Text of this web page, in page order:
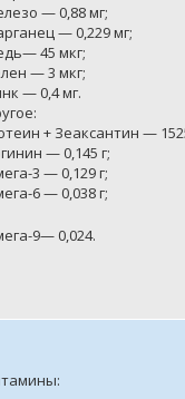
— 0,88 мг;
— 0,229 мг;
45 мкг;
— 3 мкг;
— 0,4 мг.
+ Зеаксантин —
— 0,145 г;
3 — 0,129 г;
6 — 0,038 г;
9— 0,024.